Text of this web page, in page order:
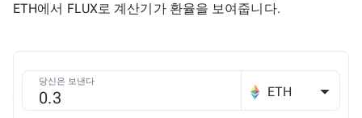
ETH에서 FLUX로 계산기가 환율을 보여줍니다.
당신은 보낸다
ETH